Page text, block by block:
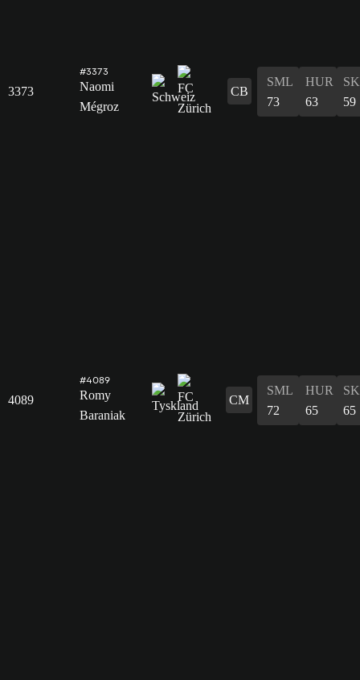
3373
#3373
Naomi
Mégroz
CB
SML
73
HUR
63
59
4089
#4089
Romy
Baraniak
CM
SML
72
HUR
65
65